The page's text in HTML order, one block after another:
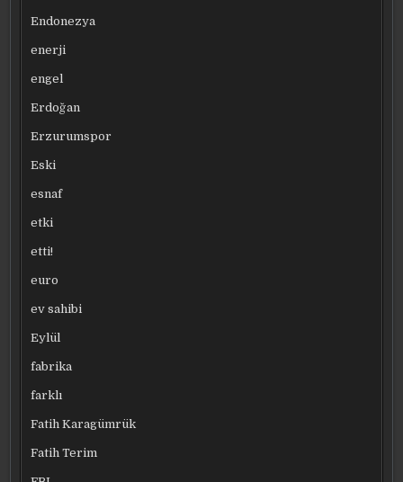
Endonezya
enerji
engel
Erdoğan
Erzurumspor
Eski
esnaf
etki
etti!
euro
ev sahibi
Eylül
fabrika
farklı
Fatih Karagümrük
Fatih Terim